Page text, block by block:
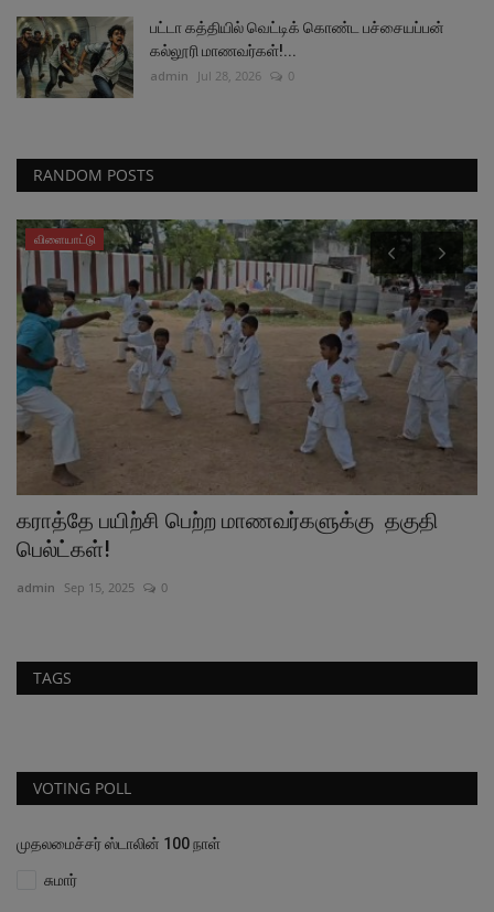
பட்டா கத்தியில் வெட்டிக் கொண்ட பச்சையப்பன்
கல்லூரி மாணவர்கள்!...
admin Jul 28, 2026 0
RANDOM POSTS
விளையாட்டு
கராத்தே பயிற்சி பெற்ற மாணவர்களுக்கு தகுதி
பெல்ட்கள்!
admin Sep 15, 2025 0
TAGS
VOTING POLL
முதலமைச்சர் ஸ்டாலின் 100 நாள்
சுமார்